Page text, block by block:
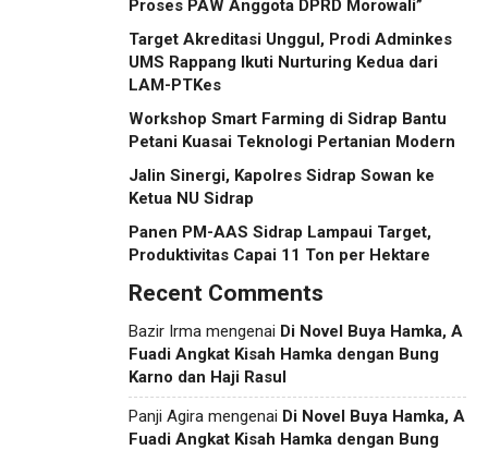
Proses PAW Anggota DPRD Morowali”
Target Akreditasi Unggul, Prodi Adminkes
UMS Rappang Ikuti Nurturing Kedua dari
LAM-PTKes
Workshop Smart Farming di Sidrap Bantu
Petani Kuasai Teknologi Pertanian Modern
Jalin Sinergi, Kapolres Sidrap Sowan ke
Ketua NU Sidrap
Panen PM-AAS Sidrap Lampaui Target,
Produktivitas Capai 11 Ton per Hektare
Recent Comments
Bazir Irma mengenai Di Novel Buya Hamka, A
Fuadi Angkat Kisah Hamka dengan Bung
Karno dan Haji Rasul
Panji Agira mengenai Di Novel Buya Hamka, A
Fuadi Angkat Kisah Hamka dengan Bung